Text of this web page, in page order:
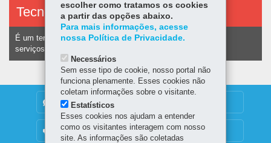
Tecnologias assistivas
É um termo utilizado para identificar recursos e
serviços voltados a pessoas com deficiência.
DENUNCIE CORRUPÇÃO
OUVIDORIA
escolher como tratamos os cookies
a partir das opções abaixo.
Para mais informações, acesse
nossa Política de Privacidade.
Necessários
Sem esse tipo de cookie, nosso portal não
funciona plenamente. Esses cookies não
coletam informações sobre o visitante.
Estatísticos
Esses cookies nos ajudam a entender
como os visitantes interagem com nosso
site. As informações são coletadas